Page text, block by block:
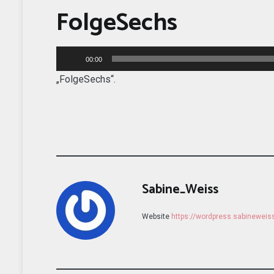
FolgeSechs
Player
00:00
„FolgeSechs“.
Sabine_Weiss
Website https://